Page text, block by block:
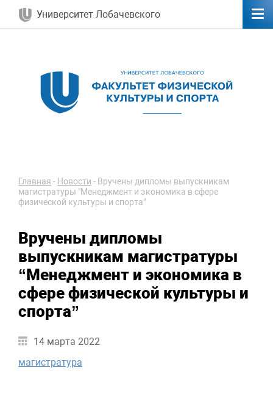
Университет Лобачевского
Главная - Новости - Вручены дипломы выпускникам
магистратуры "Менеджмент и экономика в сфере
физической культуры и спорта"
Вручены дипломы
выпускникам магистратуры
“Менеджмент и экономика в
сфере физической культуры и
спорта”
14 марта 2022
магистратура